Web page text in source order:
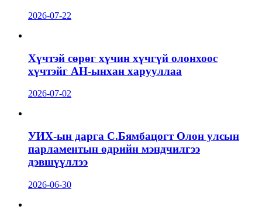
2026-07-22
Хүчтэй сөрөг хүчин хүчгүй олонхоос
хүчтэйг АН-ынхан харууллаа
2026-07-02
УИХ-ын дарга С.Бямбацогт Олон улсын
парламентын өдрийн мэндчилгээ
дэвшүүллээ
2026-06-30